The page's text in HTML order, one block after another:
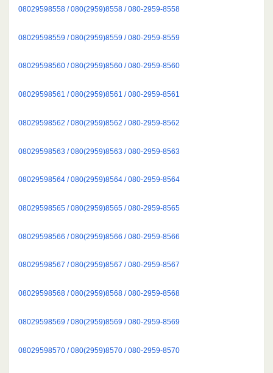
08029598558 / 080(2959)8558 / 080-2959-8558
08029598559 / 080(2959)8559 / 080-2959-8559
08029598560 / 080(2959)8560 / 080-2959-8560
08029598561 / 080(2959)8561 / 080-2959-8561
08029598562 / 080(2959)8562 / 080-2959-8562
08029598563 / 080(2959)8563 / 080-2959-8563
08029598564 / 080(2959)8564 / 080-2959-8564
08029598565 / 080(2959)8565 / 080-2959-8565
08029598566 / 080(2959)8566 / 080-2959-8566
08029598567 / 080(2959)8567 / 080-2959-8567
08029598568 / 080(2959)8568 / 080-2959-8568
08029598569 / 080(2959)8569 / 080-2959-8569
08029598570 / 080(2959)8570 / 080-2959-8570